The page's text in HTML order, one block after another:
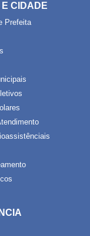
CIDADE
Prefeita